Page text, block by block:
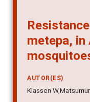
metepa, in
AUTOR(ES)
Klassen